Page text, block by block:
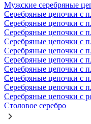
Мужские серебряные
Серебряные цепочки с
Серебряные цепочки с
Серебряные цепочки с
Серебряные цепочки с
Серебряные цепочки с
Серебряные цепочки с
Серебряные цепочки с
Серебряные цепочки с
Серебряные цепочки с
Серебряные цепочки с
Столовое серебро